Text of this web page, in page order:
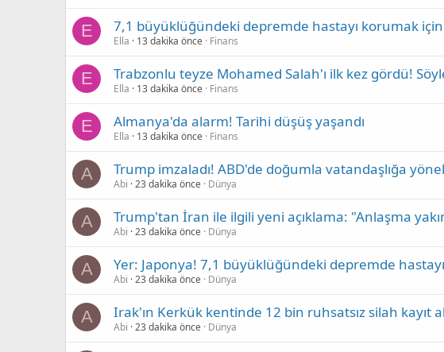
E 7,1 büyüklüğündeki depremde hastayı korumak
Ella 13 dakika önce Finans
E Trabzonlu teyze Mohamed Salah'ı ilk kez gördü!
Ella 13 dakika önce Finans
E Almanya'da alarm! Tarihi düşüş yaşandı
Ella 13 dakika önce Finans
A Trump imzaladı! ABD'de doğumla vatandaşlığa
Abi 23 dakika önce Dünya
A Trump'tan İran ile ilgili yeni açıklama: "Anlaşma
Abi 23 dakika önce Dünya
A Yer: Japonya! 7,1 büyüklüğündeki depremde
Abi 23 dakika önce Dünya
A Irak'ın Kerkük kentinde 12 bin ruhsatsız silah kayıt
Abi 23 dakika önce Dünya